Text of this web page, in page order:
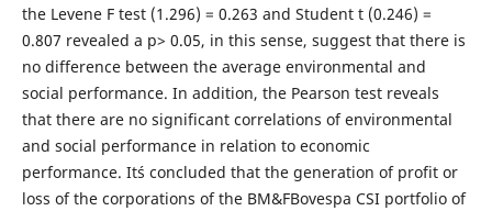
the Levene F test (1.296) = 0.263 and Student t (0.246) =
0.807 revealed a p> 0.05, in this sense, suggest that there is
no difference between the average environmental and
social performance. In addition, the Pearson test reveals
that there are no significant correlations of environmental
and social performance in relation to economic
performance. It´s concluded that the generation of profit or
loss of the corporations of the BM&FBovespa CSI portfolio of